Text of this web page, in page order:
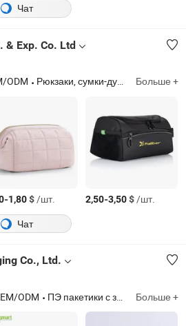
Чат
& Exp. Co. Ltd
ODM Рюкзаки, сумки-дуфли, дорожные сумки, сумки-тоуты, поясные сумки, сумки-холодильники, сумки для обеда, косметички, shopping bags Больше +
-1,80$/шт. 2,50-3,50$/шт.
Чат
Co., Ltd.
ODM ПЭ пакетики с застежкой, пакетики с ползунком, плоские полиэтиленовые пакеты, образцовые пакеты (кенгуру), пакеты для винограда, деликатесные пакеты, ПП и ОПП пакеты, почтовые пакеты Больше +